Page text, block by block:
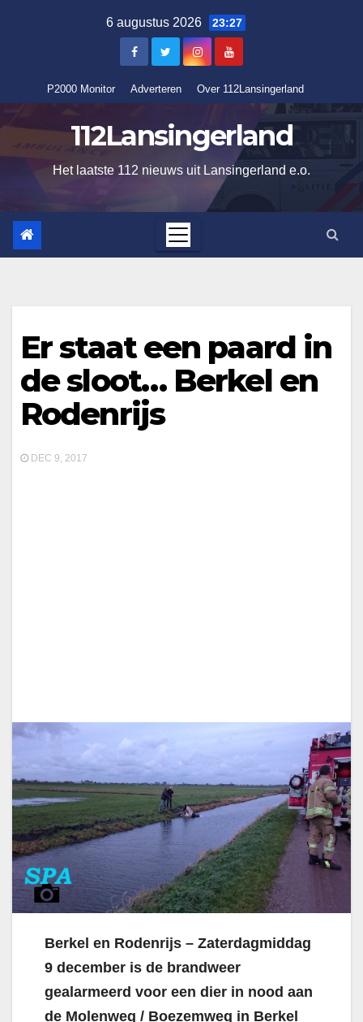
6 augustus 2026 23:27
P2000 Monitor Adverteren Over 112Lansingerland
112Lansingerland
Het laatste 112 nieuws uit Lansingerland e.o.
Er staat een paard in
de sloot… Berkel en
Rodenrijs
DEC 9, 2017
Berkel en Rodenrijs – Zaterdagmiddag
9 december is de brandweer
gealarmeerd voor een dier in nood aan
de Molenweg / Boezemweg in Berkel